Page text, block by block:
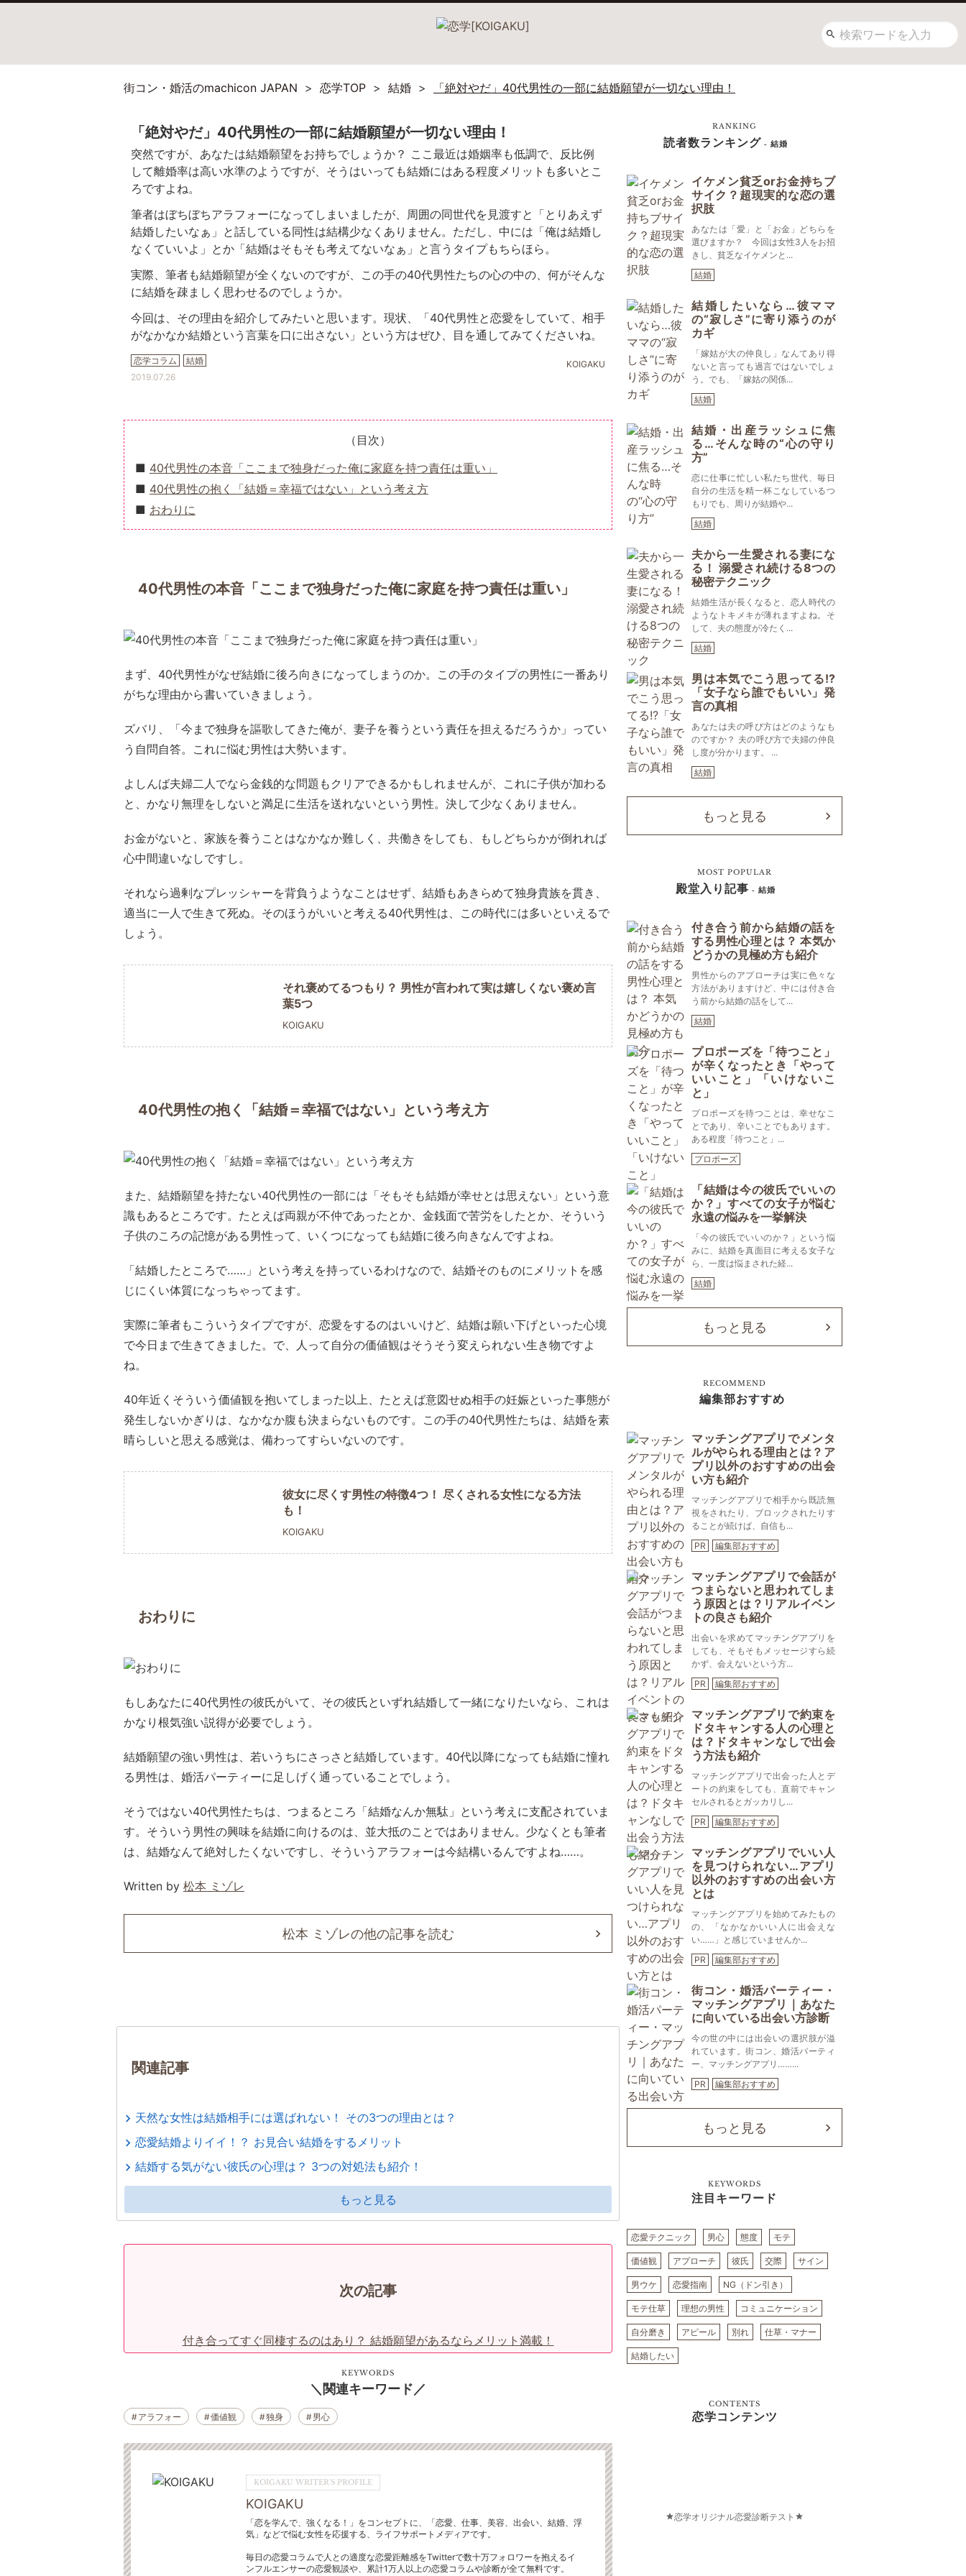
街コン・婚活のmachicon JAPAN 恋学TOP 結婚 「絶対やだ」40代男性の一部に結婚願望が一切ない理由！
「絶対やだ」40代男性の一部に結婚願望が一切ない理由！
突然ですが、あなたは結婚願望をお持ちでしょうか？ ここ最近は婚姻率も低調で、反比例
して離婚率は高い水準のようですが、そうはいっても結婚にはある程度メリットも多いとこ
ろですよね。
筆者はぼちぼちアラフォーになってしまいましたが、周囲の同世代を見渡すと「とりあえず
結婚したいなぁ」と話している同性は結構少なくありません。ただし、中には「俺は結婚し
なくていいよ」とか「結婚はそもそも考えてないなぁ」と言うタイプもちらほら。
実際、筆者も結婚願望が全くないのですが、この手の40代男性たちの心の中の、何がそんな
に結婚を疎ましく思わせるのでしょうか。
今回は、その理由を紹介してみたいと思います。現状、「40代男性と恋愛をしていて、相手
がなかなか結婚という言葉を口に出さない」という方はぜひ、目を通してみてくださいね。
恋学コラム 結婚
KOIGAKU
2019.07.26
（目次）
40代男性の本音「ここまで独身だった俺に家庭を持つ責任は重い」
40代男性の抱く「結婚＝幸福ではない」という考え方
おわりに
40代男性の本音「ここまで独身だった俺に家庭を持つ責任は重い」
まず、40代男性がなぜ結婚に後ろ向きになってしまうのか。この手のタイプの男性に一番あり
がちな理由から書いていきましょう。
ズバリ、「今まで独身を謳歌してきた俺が、妻子を養うという責任を担えるだろうか」ってい
う自問自答。これに悩む男性は大勢います。
よしんば夫婦二人でなら金銭的な問題もクリアできるかもしれませんが、これに子供が加わる
と、かなり無理をしないと満足に生活を送れないという男性。決して少なくありません。
お金がないと、家族を養うことはなかなか難しく、共働きをしても、もしどちらかが倒れれば
心中間違いなしですし。
それなら過剰なプレッシャーを背負うようなことはせず、結婚もあきらめて独身貴族を貫き、
適当に一人で生きて死ぬ。そのほうがいいと考える40代男性は、この時代には多いといえるで
しょう。
それ褒めてるつもり？ 男性が言われて実は嬉しくない褒め言
葉5つ
KOIGAKU
40代男性の抱く「結婚＝幸福ではない」という考え方
また、結婚願望を持たない40代男性の一部には「そもそも結婚が幸せとは思えない」という意
識もあるところです。たとえば両親が不仲であったとか、金銭面で苦労をしたとか、そういう
子供のころの記憶がある男性って、いくつになっても結婚に後ろ向きなんですよね。
「結婚したところで……」という考えを持っているわけなので、結婚そのものにメリットを感
じにくい体質になっちゃってます。
実際に筆者もこういうタイプですが、恋愛をするのはいいけど、結婚は願い下げといった心境
で今日まで生きてきました。で、人って自分の価値観はそうそう変えられない生き物ですよ
ね。
40年近くそういう価値観を抱いてしまった以上、たとえば意図せぬ相手の妊娠といった事態が
発生しないかぎりは、なかなか腹も決まらないものです。この手の40代男性たちは、結婚を素
晴らしいと思える感覚は、備わってすらいないのです。
彼女に尽くす男性の特徴4つ！ 尽くされる女性になる方法
も！
KOIGAKU
おわりに
もしあなたに40代男性の彼氏がいて、その彼氏といずれ結婚して一緒になりたいなら、これは
かなり根気強い説得が必要でしょう。
結婚願望の強い男性は、若いうちにさっさと結婚しています。40代以降になっても結婚に憧れ
る男性は、婚活パーティーに足しげく通っていることでしょう。
そうではない40代男性たちは、つまるところ「結婚なんか無駄」という考えに支配されていま
す。そういう男性の興味を結婚に向けるのは、並大抵のことではありません。少なくとも筆者
は、結婚なんて絶対したくないですし、そういうアラフォーは今結構いるんですよね……。
Written by 松本 ミゾレ
松本 ミゾレの他の記事を読む
関連記事
天然な女性は結婚相手には選ばれない！ その3つの理由とは？
恋愛結婚よりイイ！？ お見合い結婚をするメリット
結婚する気がない彼氏の心理は？ 3つの対処法も紹介！
もっと見る
次の記事
付き合ってすぐ同棲するのはあり？ 結婚願望があるならメリット満載！
KEYWORDS
関連キーワード
アラフォー 価値観 独身 男心
KOIGAKU WRITER'S PROFILE
KOIGAKU
「恋を学んで、強くなる！」をコンセプトに、「恋愛、仕事、美容、出会い、結婚、浮
気」などで悩む女性を応援する、ライフサポートメディアです。
毎日の恋愛コラムで人との適度な恋愛距離感をTwitterで数十万フォロワーを抱えるイ
ンフルエンサーの恋愛観談や、累計1万人以上の恋愛コラムや診断が全て無料です。
RANKING
読者数ランキング - 結婚
イケメン貧乏orお金持ちブ
サイク？超現実的な恋の選
択肢
あなたは「愛」と「お金」どちらを
選びますか？ 今回は女性3人をお招
きし、貧乏なイケメンと...
結婚
結婚したいなら…彼ママ
の“寂しさ”に寄り添うのが
カギ
「嫁姑が大の仲良し」なんてあり得
ないと言っても過言ではないでしょ
う。でも、「嫁姑の関係...
結婚
結婚・出産ラッシュに焦
る…そんな時の“心の守り
方”
恋に仕事に忙しい私たち世代、毎日
自分の生活を精一杯こなしているつ
もりでも、周りが結婚や...
結婚
夫から一生愛される妻にな
る！ 溺愛され続ける8つの
秘密テクニック
結婚生活が長くなると、恋人時代の
ようなトキメキが薄れますよね。そ
して、夫の態度が冷たく...
結婚
男は本気でこう思ってる!?
「女子なら誰でもいい」発
言の真相
あなたは夫の呼び方はどのようなも
のですか？ 夫の呼び方で夫婦の仲良
し度が分かります。 ...
結婚
もっと見る
MOST POPULAR
殿堂入り記事 - 結婚
付き合う前から結婚の話を
する男性心理とは？ 本気か
どうかの見極め方も紹介
男性からのアプローチは実に色々な
方法がありますけど、中には付き合
う前から結婚の話をして...
結婚
プロポーズを「待つこと」
が辛くなったとき「やって
いいこと」「いけないこ
と」
プロポーズを待つことは、幸せなこ
とであり、辛いことでもあります。
ある程度「待つこと」...
プロポーズ
「結婚は今の彼氏でいいの
か？」すべての女子が悩む
永遠の悩みを一挙解決
「今の彼氏でいいのか？」という悩
みに、結婚を真面目に考える女子な
ら、一度は悩まされた経...
結婚
もっと見る
RECOMMEND
編集部おすすめ
マッチングアプリでメンタ
ルがやられる理由とは？ア
プリ以外のおすすめの出会
い方も紹介
マッチングアプリで相手から既読無
視をされたり、ブロックされたりす
ることが続けば、自信も...
PR
編集部おすすめ
マッチングアプリで会話が
つまらないと思われてしま
う原因とは？リアルイベン
トの良さも紹介
出会いを求めてマッチングアプリを
しても、そもそもメッセージすら続
かず、会えないという方...
PR
編集部おすすめ
マッチングアプリで約束を
ドタキャンする人の心理と
は？ドタキャンなしで出会
う方法も紹介
マッチングアプリで出会った人とデ
ートの約束をしても、直前でキャン
セルされるとガッカリし...
PR
編集部おすすめ
マッチングアプリでいい人
を見つけられない…アプリ
以外のおすすめの出会い方
とは
マッチングアプリを始めてみたもの
の、「なかなかいい人に出会えな
い……」と感じていませんか...
PR
編集部おすすめ
街コン・婚活パーティー・
マッチングアプリ｜あなた
に向いている出会い方診断
今の世の中には出会いの選択肢が溢
れています。街コン、婚活パーティ
ー、マッチングアプリ……...
PR
編集部おすすめ
もっと見る
KEYWORDS
注目キーワード
恋愛テクニック 男心 態度 モテ
価値観 アプローチ 彼氏 交際 サイン
男ウケ 恋愛指南 NG（ドン引き）
モテ仕草 理想の男性 コミュニケーション
自分磨き アピール 別れ 仕草・マナー
結婚したい
CONTENTS
恋学コンテンツ
恋学オリジナル恋愛診断テスト